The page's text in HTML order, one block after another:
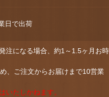
日で出荷
注になる場合、約1～1.5ヶ月お時
、ご注文からお届けまで10営業
いたしかねます。